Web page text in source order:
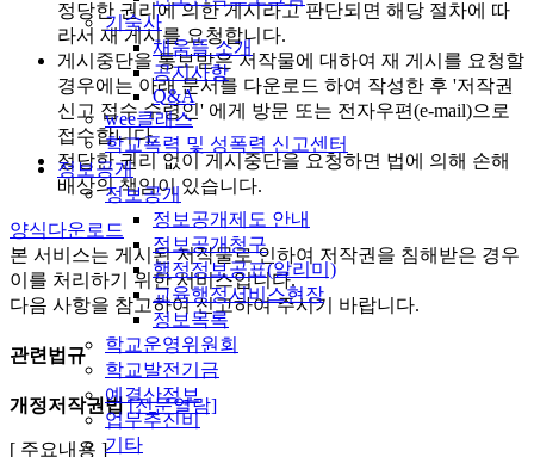
기숙사
채움뜰 소개
공지사항
Q&A
wee클래스
학교폭력 및 성폭력 신고센터
정보공개
정보공개
정보공개제도 안내
정보공개청구
행정정보공표(알리미)
교육행정서비스현장
정보목록
학교운영위원회
학교발전기금
예결산정보
업무추진비
기타
정당한 권리에 의한 게시라고 판단되면 해당 절차에 따
라서 재 게시를 요청합니다.
게시중단을 통보받은 저작물에 대하여 재 게시를 요청할
경우에는 아래 문서를 다운로드 하여 작성한 후 '저작권
신고 접수 수령인' 에게 방문 또는 전자우편(e-mail)으로
접수합니다.
정당한 권리 없이 게시중단을 요청하면 법에 의해 손해
배상의 책임이 있습니다.
양식다운로드
본 서비스는 게시된 저작물로 인하여 저작권을 침해받은 경우
이를 처리하기 위한 서비스입니다.
다음 사항을 참고하여 신고하여 주시기 바랍니다.
관련법규
개정저작권법 [전문열람]
[ 주요내용 ]